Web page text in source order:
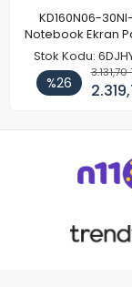
KD160N06-
Notebook Ekran
HD
Stok Kodu:
%26
3.131,70